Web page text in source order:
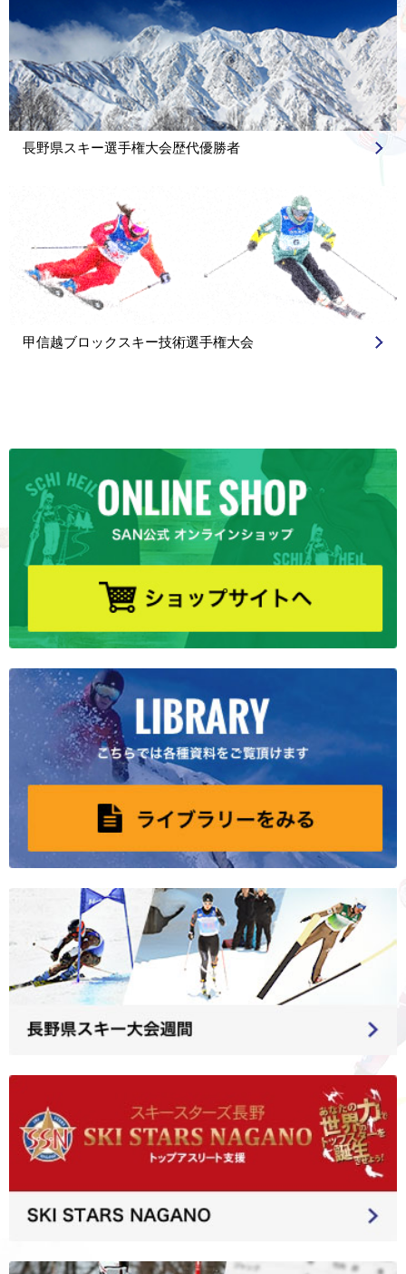
ー
シ
ョ
ン
長野県スキー選手権大会歴代優勝者
甲信越ブロックスキー技術選手権大会